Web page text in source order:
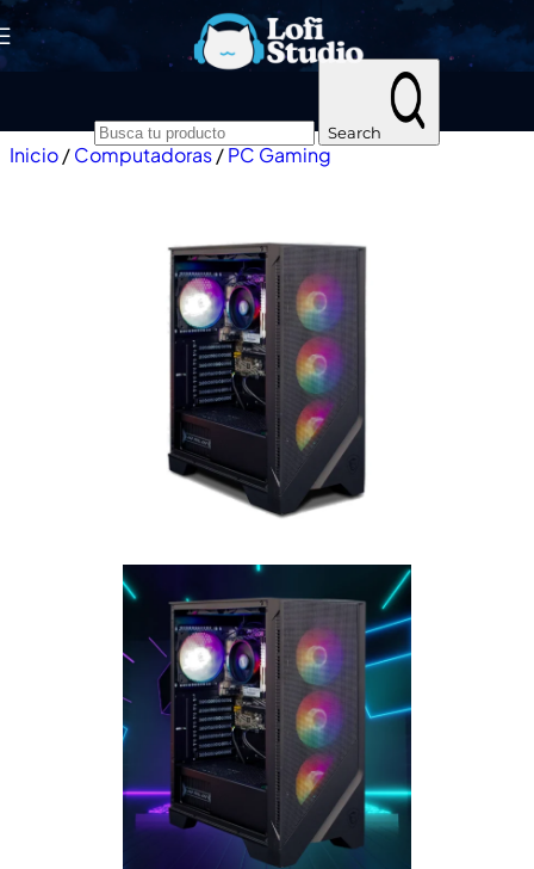
Skip to navigation Skip to main content
Search
Inicio/Computadoras/PC Gaming